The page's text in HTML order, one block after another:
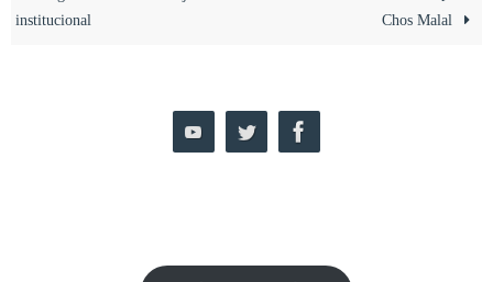
institucional
Chos Malal